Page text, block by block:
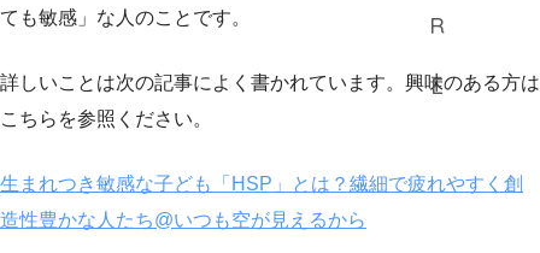
ても敏感」な人のことです。
詳しいことは次の記事によく書かれています。興味のある方は
こちらを参照ください。
生まれつき敏感な子ども「HSP」とは？繊細で疲れやすく創
造性豊かな人たち@いつも空が見えるから